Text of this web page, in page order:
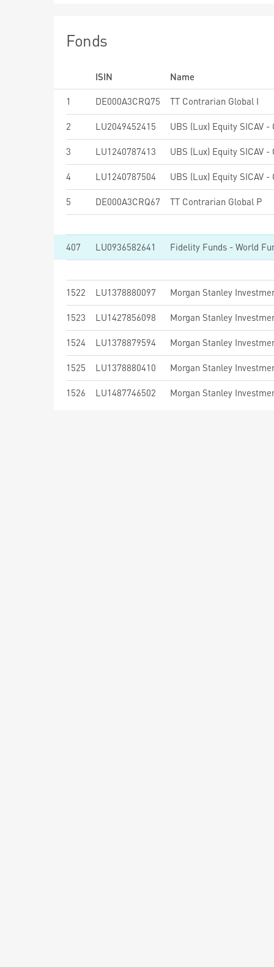
Fonds
ISIN
Name
1
DE000A3CRQ75 TT Contrarian Global I
2 LU2049452415
3 LU1240787413
4 LU1240787504
5 DE000A3CRQ67 TT Contrarian Global P
407 LU0936582641 Fidelity Funds - World
1522 LU1378880097
1523 LU1427856098
1524 LU1378879594
1525 LU1378880410
1526 LU1487746502